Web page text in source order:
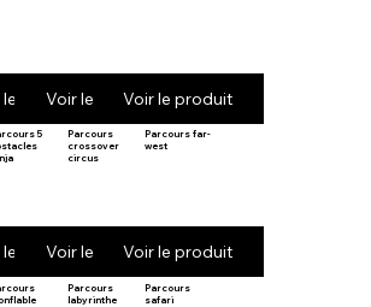
le produitVoir le produitVoir le produit
5
le produit
Parcours
crossover
circus
Voir le produit
Parcours far-
west
Voir le produit
Parcours
labyrinthe
Parcours
safari